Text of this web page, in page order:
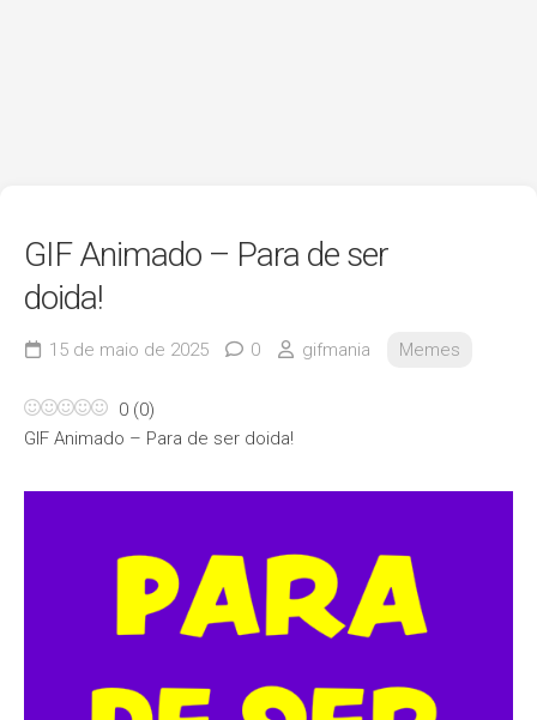
GIF Animado – Para de ser
doida!
15 de maio de 2025 0 gifmania Memes
0 (0)
GIF Animado – Para de ser doida!